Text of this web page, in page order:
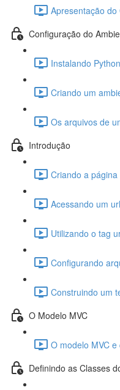
Apresentação do
Configuração do
Instalando
Criando um
Os arquivos de
Introdução
Criando a
Acessando um
Utilizando o tag
Configurando
Construindo um
O Modelo MVC
O modelo MVC
Definindo as Classes